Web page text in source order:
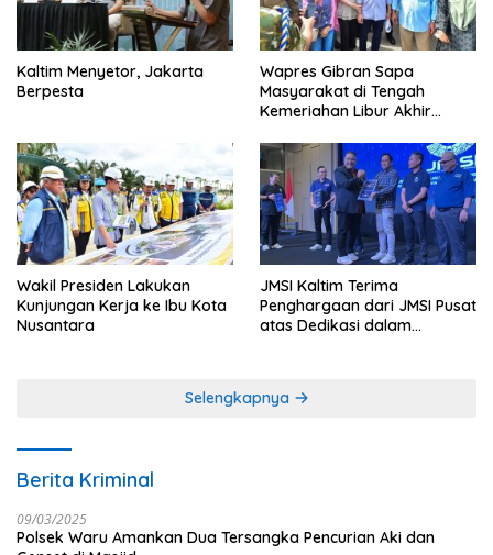
Kaltim Menyetor, Jakarta
Berpesta
Wapres Gibran Sapa
Masyarakat di Tengah
Kemeriahan Libur Akhir
Wakil Presiden Lakukan
Kunjungan Kerja ke Ibu Kota
Nusantara
JMSI Kaltim Terima
Penghargaan dari JMSI Pusat
atas Dedikasi dalam
Selengkapnya
Berita Kriminal
09/03/2025
Polsek Waru Amankan Dua Tersangka Pencurian Aki dan